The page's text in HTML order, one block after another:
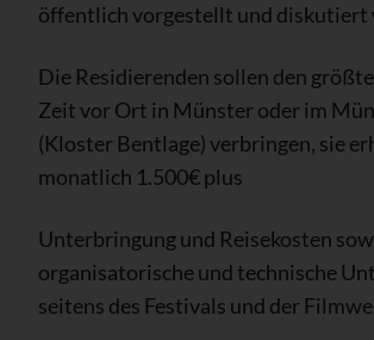
öffentlich vorgestellt und diskutiert
Die Residierenden sollen den
Zeit vor Ort in Münster oder im
(Kloster Bentlage) verbringen, sie
monatlich 1.500€ plus
Unterbringung und Reisekosten
organisatorische und technische
seitens des Festivals und der